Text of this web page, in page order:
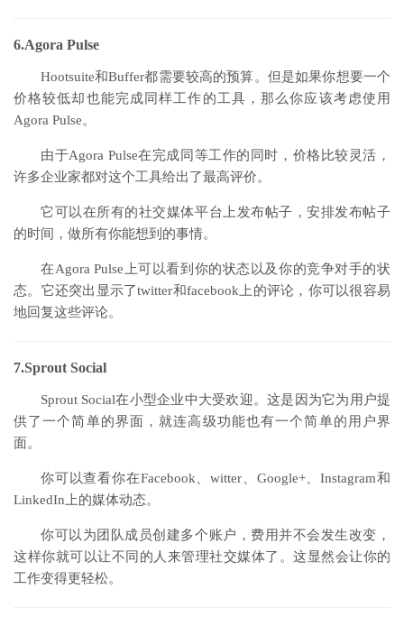
6.Agora Pulse
Hootsuite和Buffer都需要较高的预算。但是如果你想要一个
价格较低却也能完成同样工作的工具，那么你应该考虑使用
Agora Pulse。
由于Agora Pulse在完成同等工作的同时，价格比较灵活，
许多企业家都对这个工具给出了最高评价。
它可以在所有的社交媒体平台上发布帖子，安排发布帖子
的时间，做所有你能想到的事情。
在Agora Pulse上可以看到你的状态以及你的竞争对手的状
态。它还突出显示了twitter和facebook上的评论，你可以很容易
地回复这些评论。
7.Sprout Social
Sprout Social在小型企业中大受欢迎。这是因为它为用户提
供了一个简单的界面，就连高级功能也有一个简单的用户界
面。
你可以查看你在Facebook、witter、Google+、Instagram和
LinkedIn上的媒体动态。
你可以为团队成员创建多个账户，费用并不会发生改变，
这样你就可以让不同的人来管理社交媒体了。这显然会让你的
工作变得更轻松。